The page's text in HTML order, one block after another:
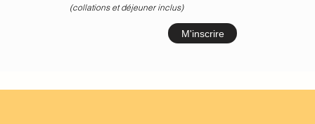
(collations et déjeuner inclus)
M'inscrire